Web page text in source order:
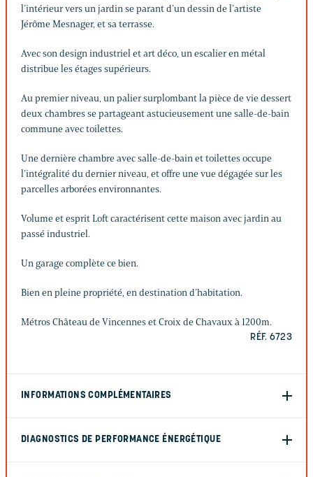
l’intérieur vers un jardin se parant d’un dessin de l’artiste
Jérôme Mesnager, et sa terrasse.
Avec son design industriel et art déco, un escalier en métal
distribue les étages supérieurs.
Au premier niveau, un palier surplombant la pièce de vie dessert
deux chambres se partageant astucieusement une salle-de-bain
commune avec toilettes.
Une dernière chambre avec salle-de-bain et toilettes occupe
l’intégralité du dernier niveau, et offre une vue dégagée sur les
parcelles arborées environnantes.
Volume et esprit Loft caractérisent cette maison avec jardin au
passé industriel.
Un garage complète ce bien.
Bien en pleine propriété, en destination d’habitation.
Métros Château de Vincennes et Croix de Chavaux à 1200m.
RÉF. 6723
INFORMATIONS COMPLÉMENTAIRES
DIAGNOSTICS DE PERFORMANCE ÉNERGÉTIQUE